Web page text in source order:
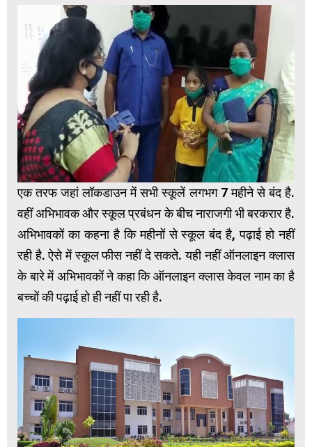
एक तरफ जहां लॉकडाउन में सभी स्कूलें लगभग 7 महीने से बंद है.
वहीं अभिभावक और स्कूल प्रबंधन के बीच नाराजगी भी बरकरार है.
अभिभावकों का कहना है कि महीनों से स्कूल बंद है, पढ़ाई हो नहीं
रही है. ऐसे में स्कूल फीस नहीं दे सकते. यही नहीं ऑनलाइन क्लास
के बारे में अभिभावकों ने कहा कि ऑनलाइन क्लास केवल नाम का है
बच्चों की पढ़ाई हो ही नहीं पा रही है.